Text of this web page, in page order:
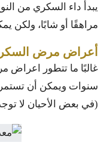
يبدأ داء السكري من
مراهقًا أو شابًا، ولكن
أعراض مرض
سنوات ويمكن أن تستمر
(في بعض الأحيان لا